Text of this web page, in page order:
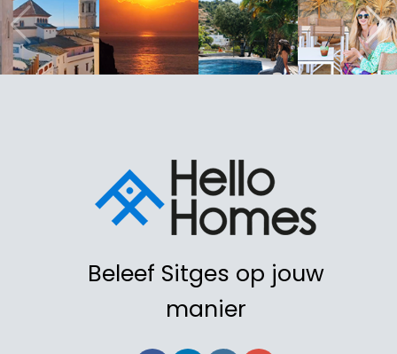
Beleef Sitges op jouw
manier